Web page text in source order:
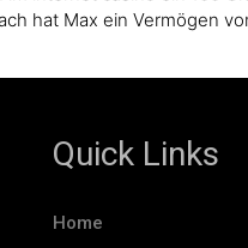
hat Max ein Vermögen
Quick Links
Home